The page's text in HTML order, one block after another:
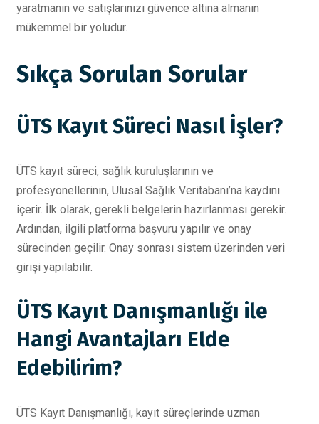
yaratmanın ve satışlarınızı güvence altına almanın
mükemmel bir yoludur.
Sıkça Sorulan Sorular
ÜTS Kayıt Süreci Nasıl İşler?
ÜTS kayıt süreci, sağlık kuruluşlarının ve
profesyonellerinin, Ulusal Sağlık Veritabanı’na kaydını
içerir. İlk olarak, gerekli belgelerin hazırlanması gerekir.
Ardından, ilgili platforma başvuru yapılır ve onay
sürecinden geçilir. Onay sonrası sistem üzerinden veri
girişi yapılabilir.
ÜTS Kayıt Danışmanlığı ile
Hangi Avantajları Elde
Edebilirim?
ÜTS Kayıt Danışmanlığı, kayıt süreçlerinde uzman